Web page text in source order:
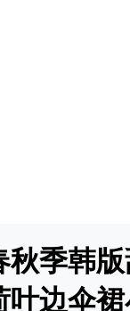
季韩
叶边伞